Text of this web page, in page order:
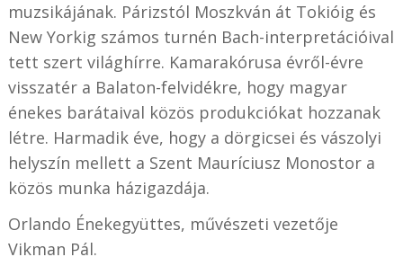
muzsikájának. Párizstól Moszkván át Tokióig és
New Yorkig számos turnén Bach-interpretációival
tett szert világhírre. Kamarakórusa évről-évre
visszatér a Balaton-felvidékre, hogy magyar
énekes barátaival közös produkciókat hozzanak
létre. Harmadik éve, hogy a dörgicsei és vászolyi
helyszín mellett a Szent Mauríciusz Monostor a
közös munka házigazdája.
Orlando Énekegyüttes, művészeti vezetője
Vikman Pál.